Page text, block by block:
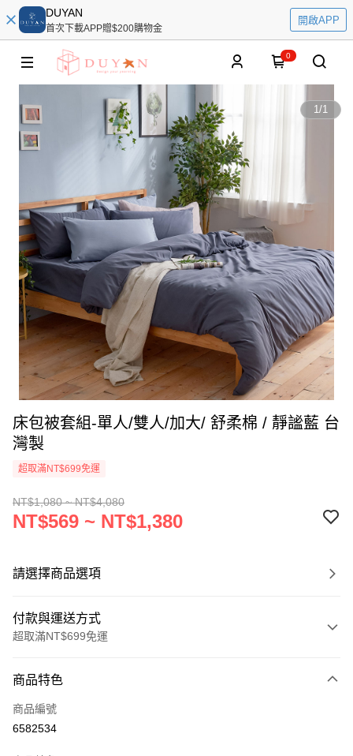
DUYAN
首次下載APP贈$200購物金
開啟APP
0
1/1
床包被套組-單人/雙人/加大/ 舒柔棉 / 靜謐藍 台
灣製
超取滿NT$699免運
NT$1,080 ~ NT$4,080
NT$569 ~ NT$1,380
請選擇商品選項
付款與運送方式
超取滿NT$699免運
信用卡一次付款
信用卡分期付款
商品特色
商品編號
6582534